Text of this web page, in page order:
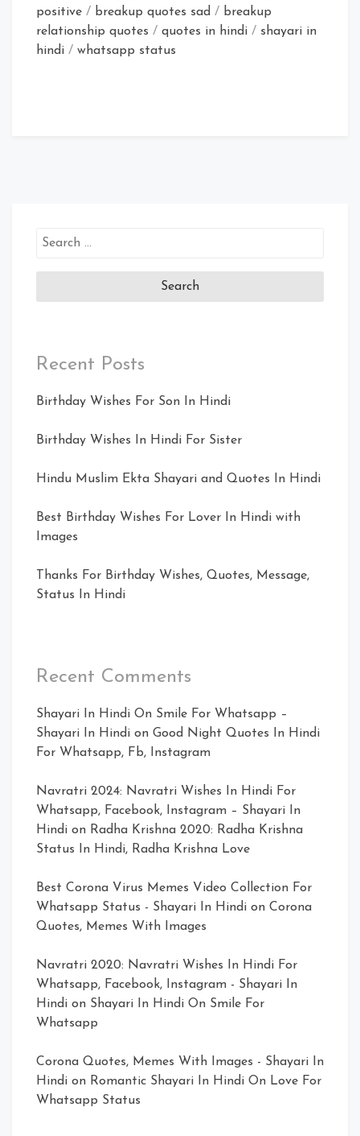
positive / breakup quotes sad / breakup
relationship quotes / quotes in hindi / shayari in
hindi / whatsapp status
Search
Recent Posts
Birthday Wishes For Son In Hindi
Birthday Wishes In Hindi For Sister
Hindu Muslim Ekta Shayari and Quotes In Hindi
Best Birthday Wishes For Lover In Hindi with
Images
Thanks For Birthday Wishes, Quotes, Message,
Status In Hindi
Recent Comments
Shayari In Hindi On Smile For Whatsapp –
Shayari In Hindi on Good Night Quotes In Hindi
For Whatsapp, Fb, Instagram
Navratri 2024: Navratri Wishes In Hindi For
Whatsapp, Facebook, Instagram – Shayari In
Hindi on Radha Krishna 2020: Radha Krishna
Status In Hindi, Radha Krishna Love
Best Corona Virus Memes Video Collection For
Whatsapp Status - Shayari In Hindi on Corona
Quotes, Memes With Images
Navratri 2020: Navratri Wishes In Hindi For
Whatsapp, Facebook, Instagram - Shayari In
Hindi on Shayari In Hindi On Smile For
Whatsapp
Corona Quotes, Memes With Images - Shayari In
Hindi on Romantic Shayari In Hindi On Love For
Whatsapp Status